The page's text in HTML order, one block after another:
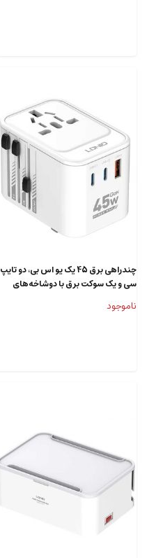
چندراهی برق 45 یک یو اس بی، دو تایپ
سی و یک سوکت برق با دوشاخه‌های
ناموجود